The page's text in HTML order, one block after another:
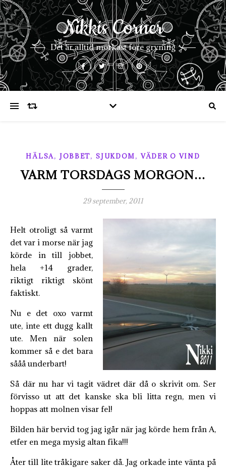
Nikkis Corner
Det är alltid mörkast före gryning
HÄLSA, JOBBET,SJUKDOM,VÄDER O VIND
VARM TORSDAGS MORGON…
29 september, 2011
Helt otroligt så varmt
det var i morse när jag
körde in till jobbet,
hela +14 grader,
riktigt riktigt skönt
faktiskt.
Nu e det oxo varmt
ute, inte ett dugg kallt
ute. Men när solen
kommer så e det bara
sååå underbart!
Så där nu har vi tagit vädret där då o skrivit om. Ser
förvisso ut att det kanske ska bli litta regn, men vi
hoppas att molnen visar fel!
Bilden här bervid tog jag igår när jag körde hem från A,
etfer en mega mysig altan fika!!!
Åter till lite tråkigare saker då. Jag orkade inte vänta på